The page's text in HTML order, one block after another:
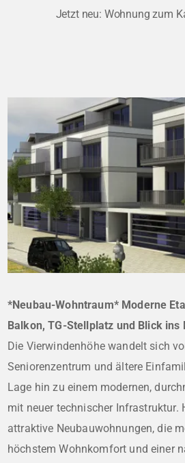
Jetzt neu: Wohnung zum
*Neubau-Wohntraum* Moderne
Balkon, TG-Stellplatz und Blick
Die Vierwindenhöhe wandelt sich
Seniorenzentrum und ältere
Lage hin zu einem modernen,
mit neuer technischer Infrastruktur.
attraktive Neubauwohnungen, die
höchstem Wohnkomfort und einer